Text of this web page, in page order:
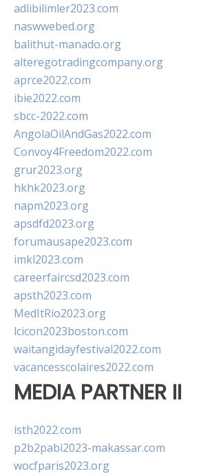
adlibilimler2023.com
naswwebed.org
balithut-manado.org
alteregotradingcompany.org
aprce2022.com
ibie2022.com
sbcc-2022.com
AngolaOilAndGas2022.com
Convoy4Freedom2022.com
grur2023.org
hkhk2023.org
napm2023.org
apsdfd2023.org
forumausape2023.com
imkl2023.com
careerfaircsd2023.com
apsth2023.com
MedItRio2023.org
lcicon2023boston.com
waitangidayfestival2022.com
vacancesscolaires2022.com
MEDIA PARTNER II
isth2022.com
p2b2pabi2023-makassar.com
wocfparis2023.org